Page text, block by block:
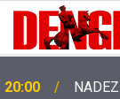
20:00